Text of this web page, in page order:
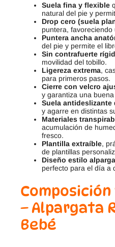
Suela fina y flexible
natural del pie y
Drop cero (suela
puntera,
Puntera ancha
del pie y permite el
Sin contrafuerte
movilidad del tobillo.
Ligereza extrema,
para primeros pasos.
Cierre con velcro
y garantiza una
Suela antideslizante
y agarre en distintas
Materiales
acumulación de
fresco.
Plantilla extraíble,
de plantillas
Diseño estilo
perfecto para el día a
– Alpargata
Bebé